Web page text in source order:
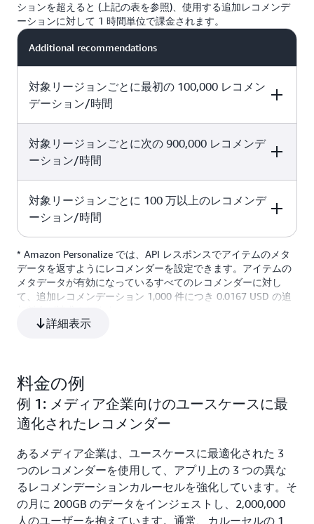
ションを超えると (上記の表を参照)、使用する追加レコメンデ
ーションに対して 1 時間単位で課金されます。
Additional recommendations
対象リージョンごとに最初の 100,000 レコメン
デーション/時間
Price per 1,000 recommendations
0.0833 USD
対象リージョンごとに次の 900,000 レコメンデ
ーション/時間
Price per 1,000 recommendations
0.0417 USD
対象リージョンごとに 100 万以上のレコメンデ
ーション/時間
Price per 1,000 recommendations
0.0208 USD
* Amazon Personalize では、API レスポンスでアイテムのメタ
データを返すようにレコメンダーを設定できます。アイテムの
メタデータが有効になっているすべてのレコメンダーに対し
て、追加レコメンデーション 1,000 件につき 0.0167 USD の追
ユースケース最適化レコメンダーの最小スループットを 1 秒あ
たりの推奨数 (RPS) で指定できます。プロビジョニングされた
最小 RPS が 1 秒あたりにリクエストされた実際の推奨数を超
える場合、最小プロビジョニング RPS は、ユーザー階層に含ま
れる 1 時間あたりの無料推奨数にカウントされます。プロビジ
ョニングされている RPS の最小値によって、ユーザーレベルに
含まれている 1 時間あたりの無料推奨数を超える場合は、追加
の推奨料金も請求されます。たとえば、最小 RPS を 10 に設定
した場合、ユーザー枠の 1 時間あたりの無料おすすめを除い
詳細表示
料金の例
例 1: メディア企業向けのユースケースに最
適化されたレコメンダー
あるメディア企業は、ユースケースに最適化された 3
つのレコメンダーを使用して、アプリ上の 3 つの異な
るレコメンデーションカルーセルを強化しています。そ
の月に 200GB のデータをインジェストし、2,000,000
人のユーザーを抱えています。通常、カルーセルの 1